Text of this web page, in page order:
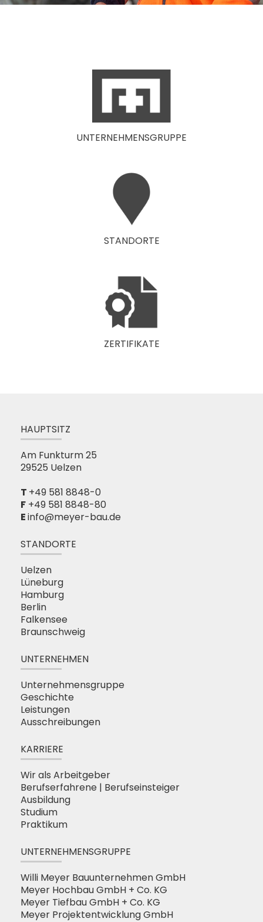
UNTERNEHMENSGRUPPE
STANDORTE
ZERTIFIKATE
HAUPTSITZ
Am Funkturm 25
29525 Uelzen
+49 581 8848-0
F +49 581 8848-80
info@meyer-bau.de
STANDORTE
Uelzen
Lüneburg
Hamburg
Berlin
Falkensee
Braunschweig
UNTERNEHMEN
Unternehmensgruppe
Geschichte
Leistungen
Ausschreibungen
KARRIERE
Wir als Arbeitgeber
Berufserfahrene | Berufseinsteiger
Ausbildung
Studium
Praktikum
UNTERNEHMENSGRUPPE
Willi Meyer Bauunternehmen GmbH
Meyer Hochbau GmbH + Co. KG
Meyer Tiefbau GmbH + Co. KG
Meyer Projektentwicklung GmbH